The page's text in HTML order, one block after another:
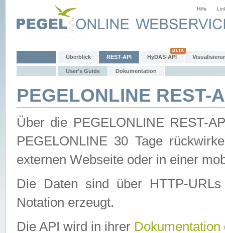
Hilfe
Überblick REST-API HyDAS-API
User's Guide Dokumentation
PEGELONLINE REST-
Über die PEGELONLINE REST-
PEGELONLINE 30 Tage
externen Webseite oder in einer
Die Daten sind über HTTP-
Notation erzeugt.
Die API wird in ihrer Dokumentation